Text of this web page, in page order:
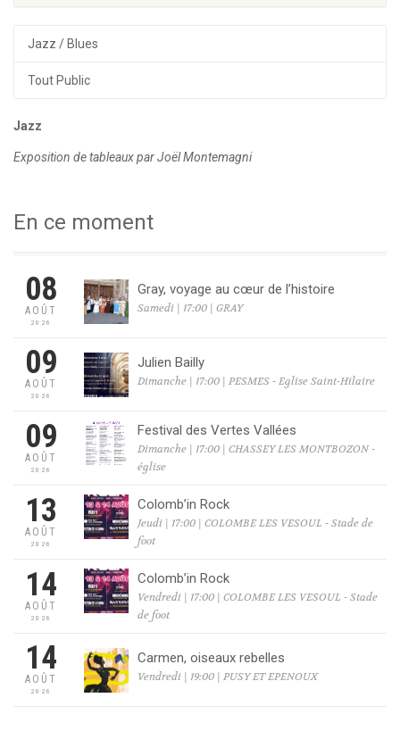
Jazz / Blues
Tout Public
Jazz
Exposition de tableaux par Joël Montemagni
En ce moment
08
AOÛT
2026
Gray, voyage au cœur de l’histoire
Samedi | 17:00 | GRAY
09
AOÛT
2026
Julien Bailly
Dimanche | 17:00 | PESMES - Eglise Saint-Hilaire
09
AOÛT
2026
Festival des Vertes Vallées
Dimanche | 17:00 | CHASSEY LES MONTBOZON -
église
13
AOÛT
2026
Colomb’in Rock
Jeudi | 17:00 | COLOMBE LES VESOUL - Stade de
foot
14
AOÛT
2026
Colomb’in Rock
Vendredi | 17:00 | COLOMBE LES VESOUL - Stade
de foot
14
AOÛT
2026
Carmen, oiseaux rebelles
Vendredi | 19:00 | PUSY ET EPENOUX